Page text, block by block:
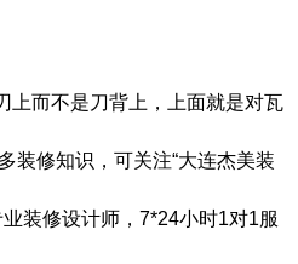
上而不是刀背上，上面就是对瓦
装修知识，可关注“大连杰美装
装修设计师， 7*24小时1对1服